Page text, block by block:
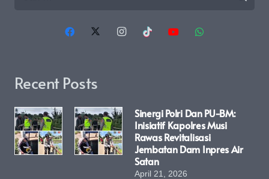
Recent Posts
Sinergi Polri Dan PU-BM:
Inisiatif Kapolres Musi
Rawas Revitalisasi
Jembatan Dam Inpres Air
Satan
April 21, 2026